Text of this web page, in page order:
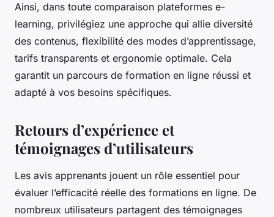
Ainsi, dans toute comparaison plateformes e-
learning, privilégiez une approche qui allie diversité
des contenus, flexibilité des modes d’apprentissage,
tarifs transparents et ergonomie optimale. Cela
garantit un parcours de formation en ligne réussi et
adapté à vos besoins spécifiques.
Retours d’expérience et
témoignages d’utilisateurs
Les avis apprenants jouent un rôle essentiel pour
évaluer l’efficacité réelle des formations en ligne. De
nombreux utilisateurs partagent des témoignages